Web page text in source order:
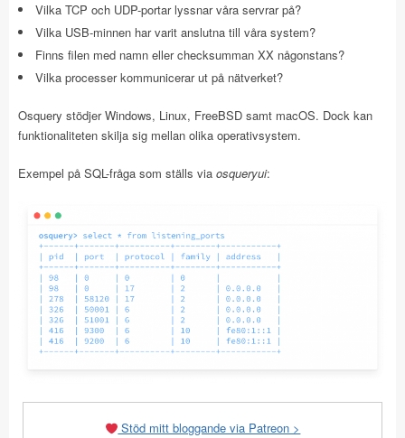
Vilka TCP och UDP-portar lyssnar våra servrar på?
Vilka USB-minnen har varit anslutna till våra system?
Finns filen med namn eller checksumman XX någonstans?
Vilka processer kommunicerar ut på nätverket?
Osquery stödjer Windows, Linux, FreeBSD samt macOS. Dock kan
funktionaliteten skilja sig mellan olika operativsystem.
Exempel på SQL-fråga som ställs via osqueryui:
Stöd mitt bloggande via Patreon >